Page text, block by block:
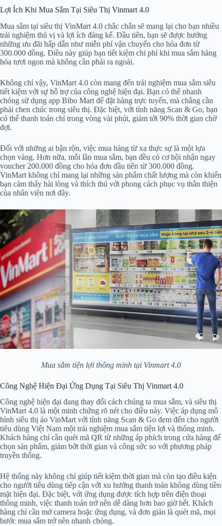
Lợi Ích Khi Mua Sắm Tại Siêu Thị Vinmart 4.0
Mua sắm tại siêu thị VinMart 4.0 chắc chắn sẽ mang lại cho bạn nhiều
trải nghiệm thú vị và lợi ích đáng kể. Đầu tiên, bạn sẽ được hưởng
những ưu đãi hấp dẫn như miễn phí vận chuyển cho hóa đơn từ
300.000 đồng. Điều này giúp bạn tiết kiệm chi phí khi mua sắm hàng
hóa tươi ngon mà không cần phải ra ngoài.
Không chỉ vậy, VinMart 4.0 còn mang đến trải nghiệm mua sắm siêu
tiết kiệm với sự hỗ trợ của công nghệ hiện đại. Bạn có thể nhanh
chóng sử dụng app Bibo Mart để đặt hàng trực tuyến, mà chẳng cần
phải chen chúc trong siêu thị. Đặc biệt, với tính năng Scan & Go, bạn
có thể thanh toán chỉ trong vòng vài phút, giảm tới 90% thời gian chờ
đợi.
Đối với những ai bận rộn, việc mua hàng từ xa thực sự là một lựa
chọn vàng. Hơn nữa, mỗi lần mua sắm, bạn đều có cơ hội nhận ngay
voucher 200.000 đồng cho hóa đơn đầu tiên từ 300.000 đồng.
VinMart không chỉ mang lại những sản phẩm chất lượng mà còn khiến
bạn cảm thấy hài lòng và thích thú với phong cách phục vụ thân thiện
của nhân viên nơi đây.
Mua sắm tiện lợi thông minh tại Vinmart 4.0
Công Nghệ Hiện Đại Ứng Dụng Tại Siêu Thị Vinmart 4.0
Công nghệ hiện đại đang thay đổi cách chúng ta mua sắm, và siêu thị
VinMart 4.0 là một minh chứng rõ nét cho điều này. Việc áp dụng mô
hình siêu thị ảo VinMart với tính năng Scan & Go đem đến cho người
tiêu dùng Việt Nam một trải nghiệm mua sắm tiện lợi và thông minh.
Khách hàng chỉ cần quét mã QR từ những áp phích trong cửa hàng để
chọn sản phẩm, giảm bớt thời gian và công sức so với phương pháp
truyền thống.
Hệ thống này không chỉ giúp tiết kiệm thời gian mà còn tạo điều kiện
cho người tiêu dùng tiếp cận với xu hướng thanh toán không dùng tiền
mặt hiện đại. Đặc biệt, với ứng dụng được tích hợp trên điện thoại
thông minh, việc thanh toán trở nên dễ dàng hơn bao giờ hết. Khách
hàng chỉ cần mở camera hoặc ứng dụng, và đơn giản là quét mã, mọi
bước mua sắm trở nên nhanh chóng.